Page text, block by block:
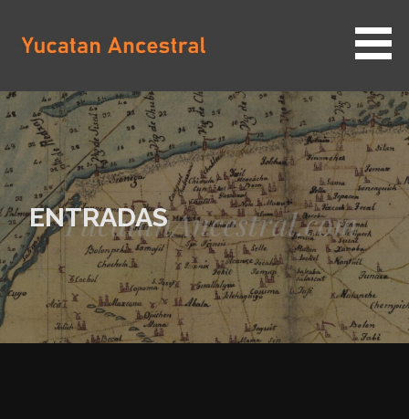
contenido
YUCATAN ANCESTRAL
ENTRADAS